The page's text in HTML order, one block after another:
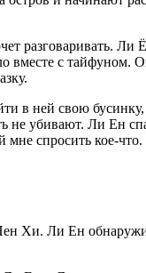
разговаривать.
с
в ней свою
убивают. Ли Ен
мне спросить кое-
Хи. Ли Ен